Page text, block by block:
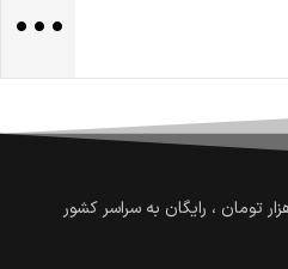
محصولات ارائه می‌شود.
تومان ، رایگان به سراسر کشور